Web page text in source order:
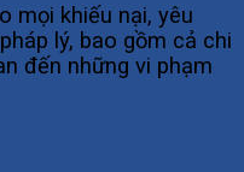
mọi khiếu nại, yêu
lý, bao gồm cả chi
đến những vi phạm